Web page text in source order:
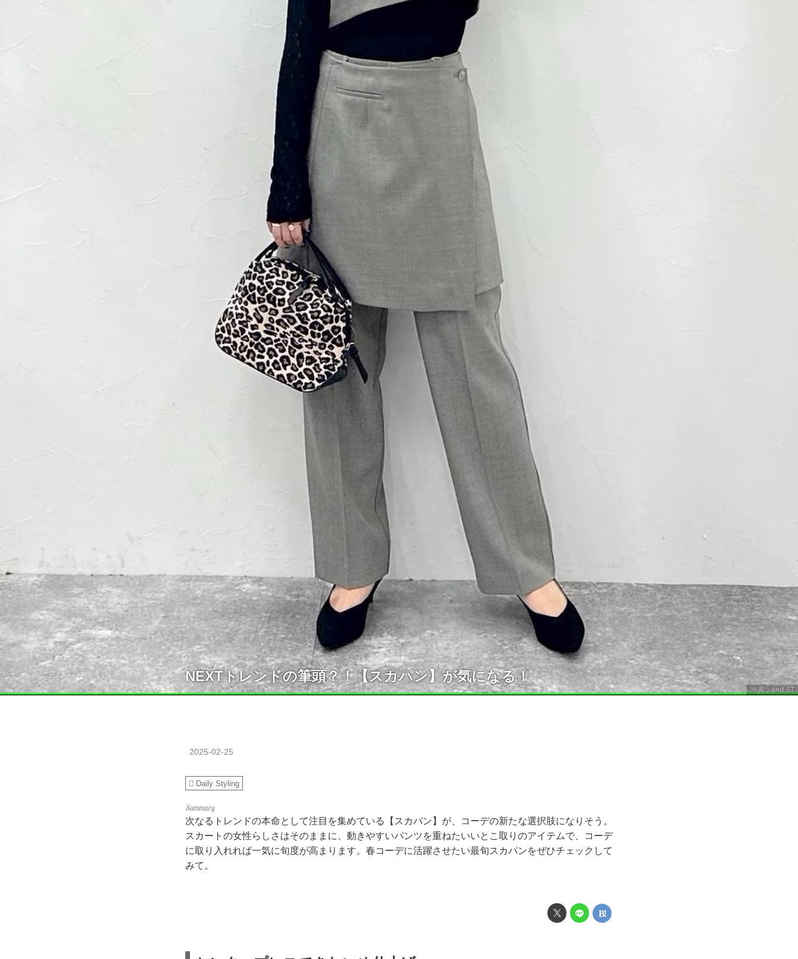
出典：and ST
NEXTトレンドの筆頭？！【スカパン】が気になる！
2025-02-25
Daily Styling
次なるトレンドの本命として注目を集めている【スカパン】が、コーデの新たな選択肢になりそう。
スカートの女性らしさはそのままに、動きやすいパンツを重ねたいいとこ取りのアイテムで、コーデ
に取り入れれば一気に旬度が高まります。春コーデに活躍させたい最旬スカパンをぜひチェックして
みて。